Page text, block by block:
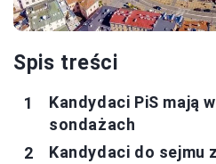
Spis treści
Kandydaci PiS mają
sondażach
Kandydaci do sejmu